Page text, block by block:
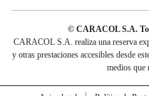
© CARACOL S.A.
CARACOL S.A. realiza una reserva
y otras prestaciones accesibles desde
medios que